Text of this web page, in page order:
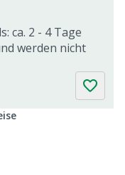
ca. 2 - 4 Tage
werden nicht